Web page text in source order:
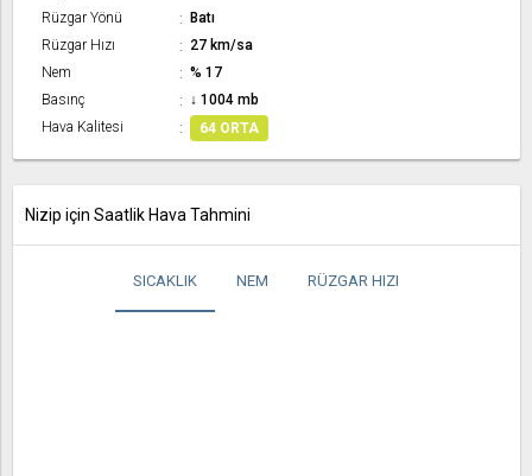
Rüzgar Yönü
Batı
Rüzgar Hızı
27 km/sa
Nem
% 17
Basınç
↓ 1004 mb
Hava Kalitesi
64 ORTA
Nizip için Saatlik Hava Tahmini
SICAKLIK NEM RÜZGAR HIZI